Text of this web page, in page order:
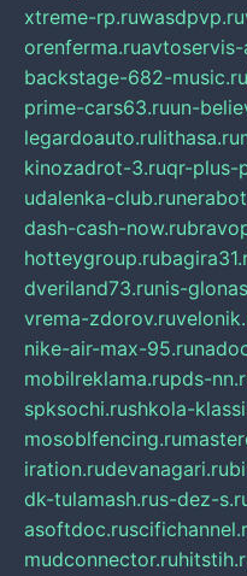
xtreme-rp.ruwasdpvp.ru
orenferma.ru
backstage-682-music.ru
prime-cars63.ruun-
legardoauto.rulithasa.ru
kinozadrot-3.ruqr-plus-
udalenka-club.ru
dash-cash-now.ru
hotteygroup.ru
dveriland73.runis-
vrema-zdorov.ru
nike-air-max-95.ru
mobilreklama.rupds-
spksochi.rushkola-
mosoblfencing.ru
iration.rudevanagari.ru
dk-tulamash.rus-dez-
asoftdoc.ru
mudconnector.ru